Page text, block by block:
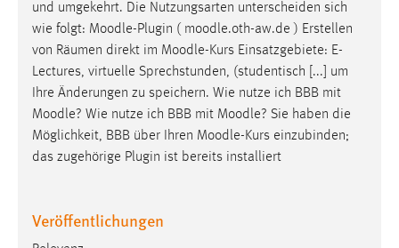
und umgekehrt. Die Nutzungsarten unterscheiden sich
wie folgt: Moodle-Plugin ( moodle.oth-aw.de ) Erstellen
von Räumen direkt im Moodle-Kurs Einsatzgebiete: E-
Lectures, virtuelle Sprechstunden, (studentisch [...] um
Ihre Änderungen zu speichern. Wie nutze ich BBB mit
Moodle? Wie nutze ich BBB mit Moodle? Sie haben die
Möglichkeit, BBB über Ihren Moodle-Kurs einzubinden;
das zugehörige Plugin ist bereits installiert
Veröffentlichungen
Zweck:
Conversion-Tracking
Cookie Laufzeit:
3 Monate
Plattformen anzeigen zu können, werden von diesen